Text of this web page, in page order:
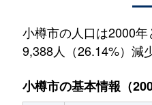
小樽市の人口は2000
9,388人（26.14%）減
小樽市の基本情報（